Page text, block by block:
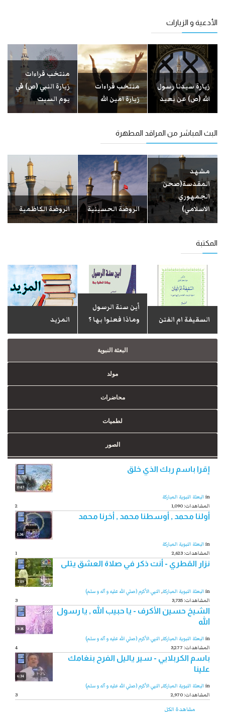
الأدعية و الزيارات
زیارة سیدنا رسول
الله (ص) عن بعید
منتخب قراءات
زيارة امين الله
منتخب قراءات
زيارة النبي (ص) في
يوم السبت
البث المباشر من المراقد المطهرة
مشهد
المقدسة(صحن
الجمهوري
الاسلامي)
الروضة الحسينية الروضة الكاظمية
المكتبة
السقيفة ام الفتن
أين سنة الرسول
وماذا فعلوا بها ؟
المزید
البعثة النبوية
مولد
محاضرات
لطمیات
الصور
0:47
إقرا باسم ربك الذي خلق
inالبعثة النبوية المباركة
2
1,090 :المشاهدات
1:34
أولنا محمد , أوسطنا محمد , أخرنا محمد
inالبعثة النبوية المباركة
1
2,623 :المشاهدات
7:59
نزار القطري - أنت ذكر في صلاة العشق يتلى
inالبعثة النبوية المباركة,النبي الأكرم (صلي الله عليه و آله و سلم)
3
3,735 :المشاهدات
3:35
الشيخ حسين الأكرف - يا حبيب الله , يا رسول
الله
inالبعثة النبوية المباركة,النبي الأكرم (صلي الله عليه و آله و سلم)
4
3,277 :المشاهدات
6:34
باسم الكربلايي - سير ياليل الفرح بنغامك
علينا
inالبعثة النبوية المباركة,النبي الأكرم (صلي الله عليه و آله و سلم)
3
2,970 :المشاهدات
مشاهدة الكل